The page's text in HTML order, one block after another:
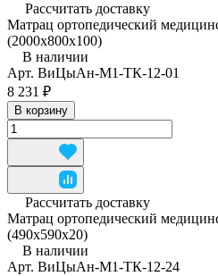
Рассчитать доставку
Матрац ортопедический
(2000х800х100)
В наличии
Арт. ВиЦыАн-М1-ТК-12-01
8 231 ₽
В корзину
Рассчитать доставку
Матрац ортопедический
(490x590x20)
В наличии
Арт. ВиЦыАн-М1-ТК-12-24